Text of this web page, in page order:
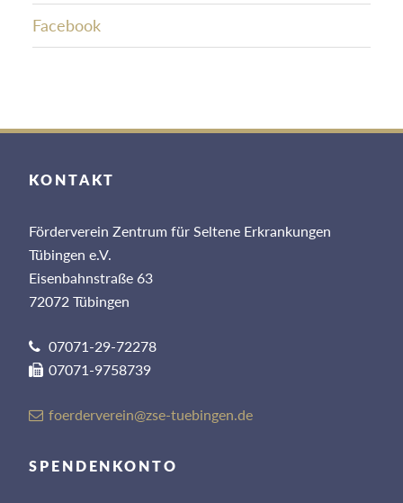
Facebook
KONTAKT
Förderverein Zentrum für Seltene Erkrankungen
Tübingen e.V.
Eisenbahnstraße 63
72072 Tübingen
07071-29-72278
07071-9758739
foerderverein@zse-tuebingen.de
SPENDENKONTO